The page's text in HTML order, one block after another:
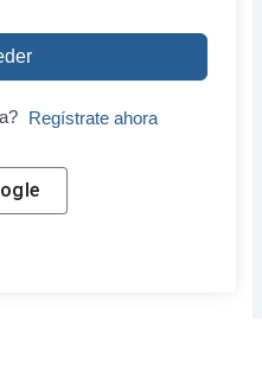
Regístrate ahora